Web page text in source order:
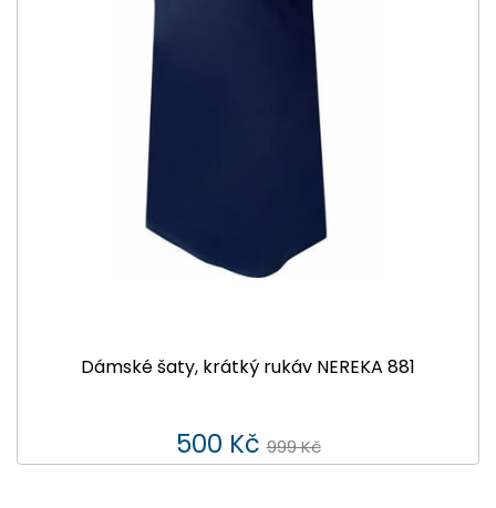
Dámské šaty, krátký rukáv NEREKA 881
500 Kč 999 Kč